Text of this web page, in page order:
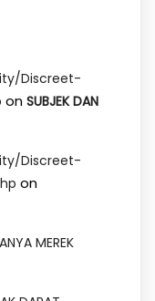
Discreet-
on SUBJEK DAN
Discreet-
on
MEREK